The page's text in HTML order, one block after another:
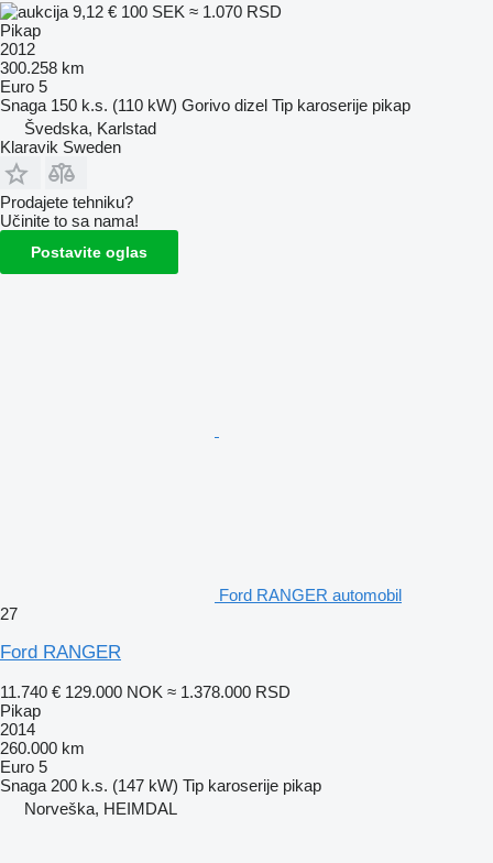
9,12 € 100 SEK ≈ 1.070 RSD
Pikap
2012
300.258 km
Euro 5
Snaga 150 k.s. (110 kW) Gorivo dizel Tip karoserije pikap
Švedska, Karlstad
Klaravik Sweden
Prodajete tehniku?
Učinite to sa nama!
Postavite oglas
Ford RANGER automobil
27
Ford RANGER
11.740 € 129.000 NOK ≈ 1.378.000 RSD
Pikap
2014
260.000 km
Euro 5
Snaga 200 k.s. (147 kW) Tip karoserije pikap
Norveška, HEIMDAL